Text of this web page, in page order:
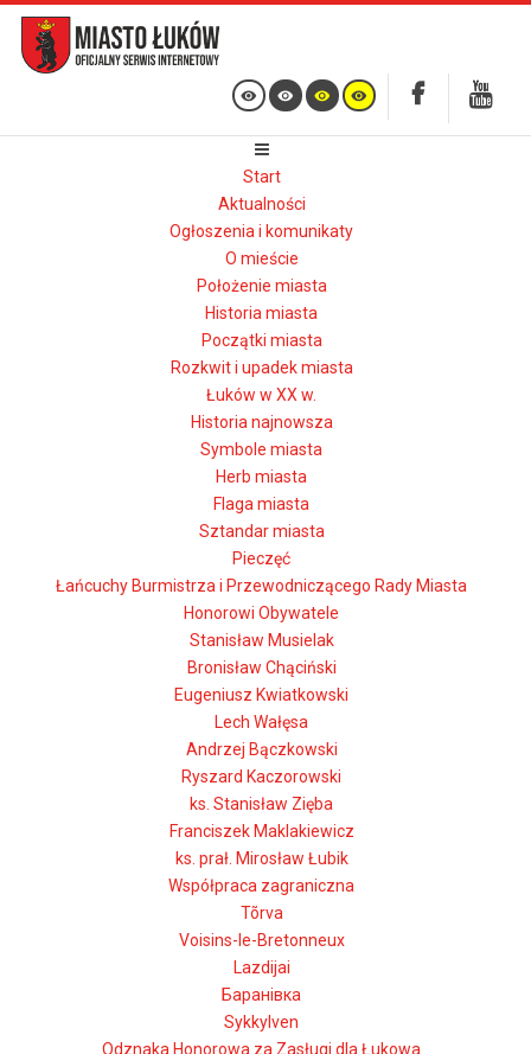
Start
Aktualności
Ogłoszenia i komunikaty
O mieście
Położenie miasta
Historia miasta
Początki miasta
Rozkwit i upadek miasta
Łuków w XX w.
Historia najnowsza
Symbole miasta
Herb miasta
Flaga miasta
Sztandar miasta
Pieczęć
Łańcuchy Burmistrza i Przewodniczącego Rady Miasta
Honorowi Obywatele
Stanisław Musielak
Bronisław Chąciński
Eugeniusz Kwiatkowski
Lech Wałęsa
Andrzej Bączkowski
Ryszard Kaczorowski
ks. Stanisław Zięba
Franciszek Maklakiewicz
ks. prał. Mirosław Łubik
Współpraca zagraniczna
Tõrva
Voisins-le-Bretonneux
Lazdijai
Баранівка
Sykkylven
Odznaka Honorowa za Zasługi dla Łukowa